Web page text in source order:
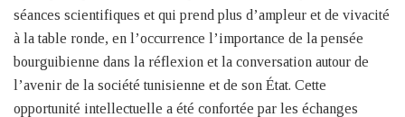
séances scientifiques et qui prend plus d’ampleur et de vivacité
à la table ronde, en l’occurrence l’importance de la pensée
bourguibienne dans la réflexion et la conversation autour de
l’avenir de la société tunisienne et de son État. Cette
opportunité intellectuelle a été confortée par les échanges